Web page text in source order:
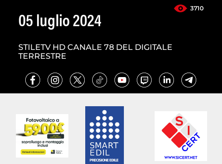
3710
05 luglio 2024
STILETV HD CANALE 78 DEL DIGITALE
TERRESTRE